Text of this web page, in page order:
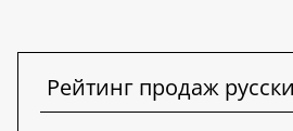
Рейтинг продаж